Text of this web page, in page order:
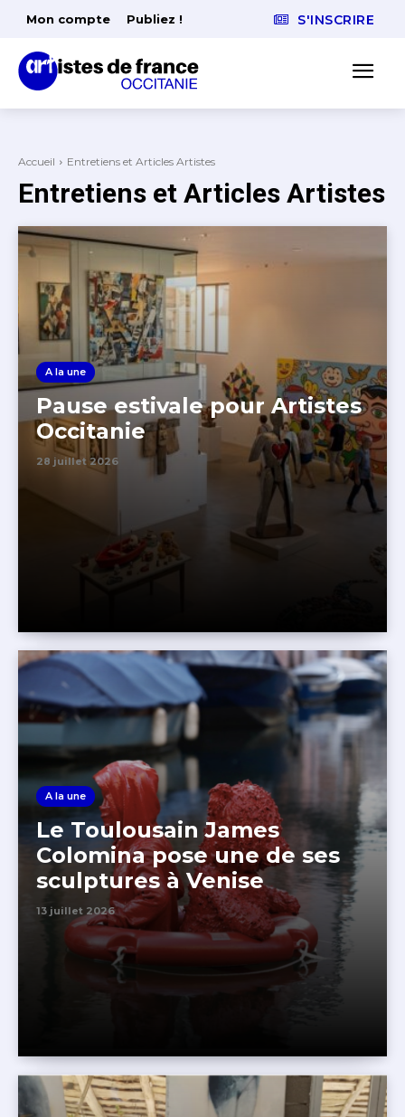
Mon compte Publiez ! S'INSCRIRE
Accueil Entretiens et Articles Artistes
Entretiens et Articles Artistes
A la une
Pause estivale pour Artistes
Occitanie
28 juillet 2026
A la une
Le Toulousain James
Colomina pose une de ses
sculptures à Venise
13 juillet 2026